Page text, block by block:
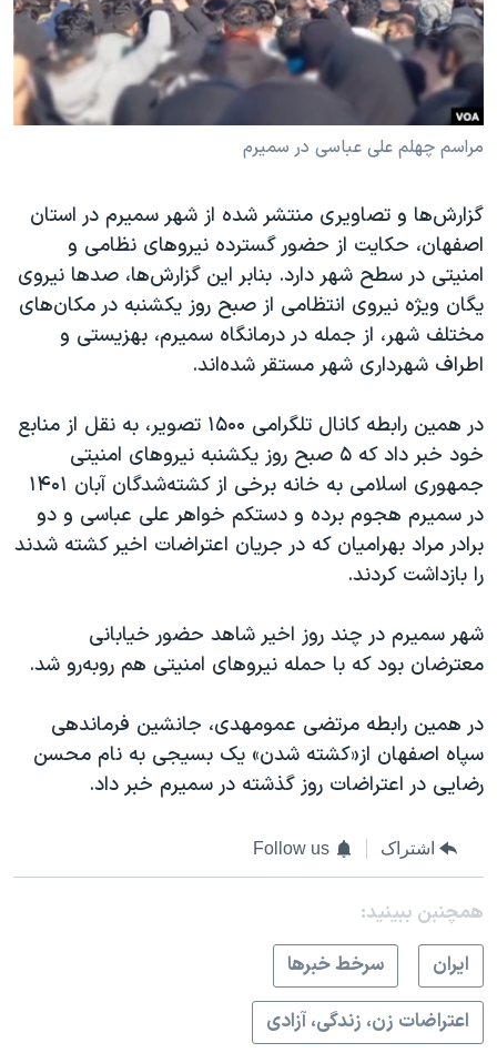
فرهنگ و زندگی
حقوق شهروندی
اقتصادی
علم و فناوری
گالری عکس
آرشیو پخش زنده
مستندها
انتخابات ریاست جمهوری آمریکا ۲۰۲۴
حمله جمهوری اسلامی به اسرائیل
رمز مهسا
اعتراضات زن، زندگی، آزادی
مجموعه مستندهای دادخواهی
تریبونال مردمی آبان ۹۸
دادگاه حمید نوری
چهل سال گروگان‌گیری
قانون شفافیت دارائی کادر رهبری ایران
اعتراضات مردمی آبان ۹۸
اسرائیل در جنگ
نرگس محمدی برنده جایزه نوبل صلح
همایش محافظه‌کاران آمریکا «سی‌پک»
سفر پرزیدنت ترامپ به چین
دنبال کنید
مراسم چهلم علی عباسی در سمیرم
گزارش‌ها و تصاویری منتشر شده از شهر سمیرم در استان
اصفهان، حکایت از حضور گسترده نیروهای نظامی و
امنیتی در سطح شهر دارد. بنابر این گزارش‌ها، صدها نیروی
یگان ویژه نیروی انتظامی از صبح روز یکشنبه در مکان‌های
مختلف شهر، از جمله در درمانگاه سمیرم، بهزیستی و
اطراف شهرداری شهر مستقر شده‌اند.
در همین رابطه کانال تلگرامی ۱۵۰۰ تصویر، به نقل از منابع
خود خبر داد که ۵ صبح روز یکشنبه نیروهای امنیتی
جمهوری اسلامی به خانه برخی از کشته‌شدگان آبان ۱۴۰۱
در سمیرم هجوم برده و دستکم خواهر علی عباسی و دو
برادر مراد بهرامیان که در جریان اعتراضات اخیر کشته شدند
را بازداشت کردند.
شهر سمیرم در چند روز اخیر شاهد حضور خیابانی
معترضان بود که با حمله نیروهای امنیتی هم روبه‌رو شد.
در همین رابطه مرتضی عمومهدی، جانشین فرماندهی
سپاه اصفهان از«کشته شدن» یک بسیجی به نام محسن
رضایی در اعتراضات روز گذشته در سمیرم خبر داد.
اشتراک Follow us
همچنبن ببینید:
ايران
سرخط خبرها
اعتراضات زن، زندگی، آزادی